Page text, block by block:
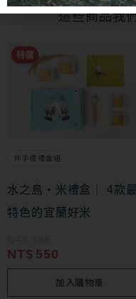
這些商品我
特價
伴手禮禮盒組
特價
水之島‧米禮盒｜ 4款
特色的宜蘭好米
原始價格：NT$599。
NT$ 550
目前價格：NT$550。
加入購物車